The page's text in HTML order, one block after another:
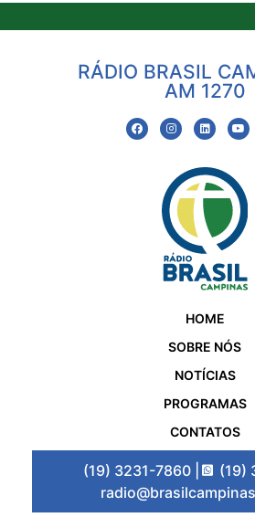
RÁDIO BRASIL
AM 1270
HOME
SOBRE NÓS
NOTÍCIAS
PROGRAMAS
CONTATOS
(19) 3231-7860 |
(19)